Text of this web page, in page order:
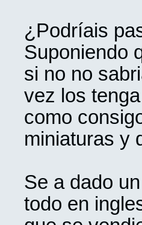
¿Podríais
Suponiendo
si no no
vez los
como
miniaturas y
Se a dado
todo en